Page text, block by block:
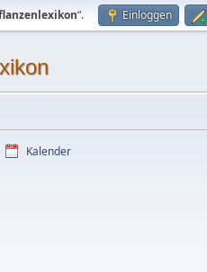
“. Einloggen
Kalender